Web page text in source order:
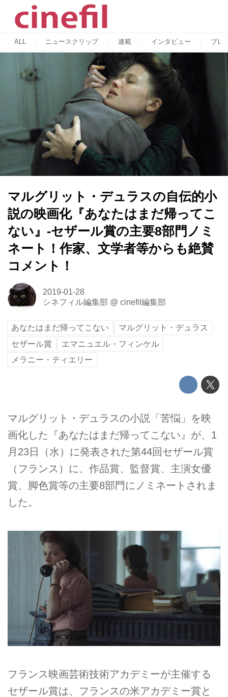
ALL ニュースクリップ 連載 インタビュー プレ
マルグリット・デュラスの自伝的小
説の映画化『あなたはまだ帰ってこ
ない』-セザール賞の主要8部門ノミ
ネート！作家、文学者等からも絶賛
コメント！
2019-01-28
シネフィル編集部 @ cinefil編集部
あなたはまだ帰ってこない
マルグリット・デュラス
セザール賞
エマニュエル・フィンケル
メラニー・ティエリー
マルグリット・デュラスの小説「苦悩」を映
画化した『あなたはまだ帰ってこない』が、1
月23日（水）に発表された第44回セザール賞
（フランス）に、作品賞、監督賞、主演女優
賞、脚色賞等の主要8部門にノミネートされま
した。
フランス映画芸術技術アカデミーが主催する
セザール賞は、フランスの米アカデミー賞と